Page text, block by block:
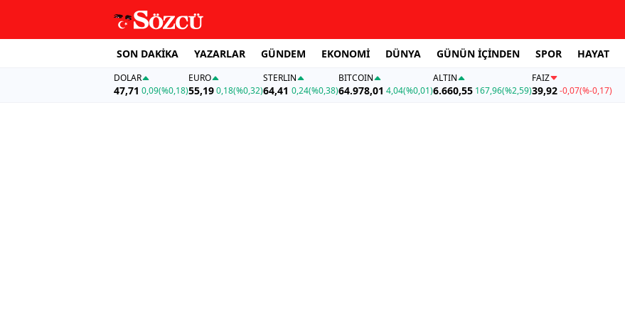
SON DAKİKA YAZARLAR GÜNDEM EKONOMİ DÜNYA GÜNÜN İÇİNDEN SPOR HAYAT
DOLAR
47,71 0,09(%0,18)
EURO
55,19 0,18(%0,32)
STERLIN
64,41 0,24(%0,38)
BITCOIN
64.978,01 4,04(%0,01)
ALTIN
6.660,55 167,96(%2,59)
FAİZ
39,92-0,07(%-0,17)